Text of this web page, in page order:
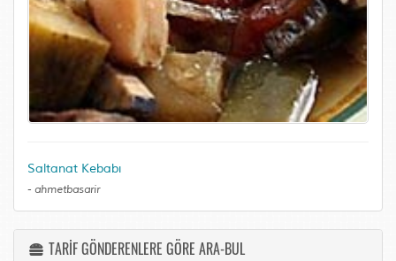
Saltanat Kebabı
- ahmetbasarir
TARİF GÖNDERENLERE GÖRE ARA-BUL